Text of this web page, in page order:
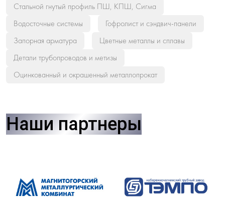
Стальной гнутый профиль ПШ, КПШ, Сигма
Водосточные системы
Гофролист и сэндвич-панели
Запорная арматура
Цветные металлы и сплавы
Детали трубопроводов и метизы
Оцинкованный и окрашенный металлопрокат
Наши партнеры